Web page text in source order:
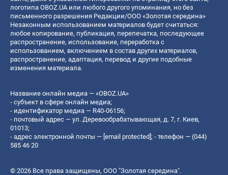
логотипа OBOZ.UA или любого другого упоминания, но без
письменного разрешения Редакции/ООО «Золотая середина»
Незаконным использованием материалов будет считаться:
любое копирование, публикация, перепечатка, последующее
распространение, использование, переработка с
использованием, включением в состав других материалов,
распространение, адаптация, перевод и другие подобные
изменения материала.
Название онлайн медиа — «OBOZ.UA»
- субъект в сфере онлайн медиа;
- идентификатор медиа — R40-06156;
- почтовый адрес — ул. Деревообрабатывающая, д. 7, г. Киев,
01013;
- адрес электронной почты — [email protected]; - телефон — (044)
585 46 20
© 2026 Все права защищены, ООО "Золотая середина".